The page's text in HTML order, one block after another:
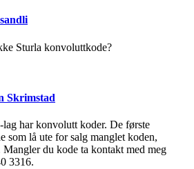
Sturla konvoluttkode?
Skrimstad
lag har konvolutt koder. De første
som lå ute for salg manglet koden,
Mangler du kode ta kontakt med meg
3316.